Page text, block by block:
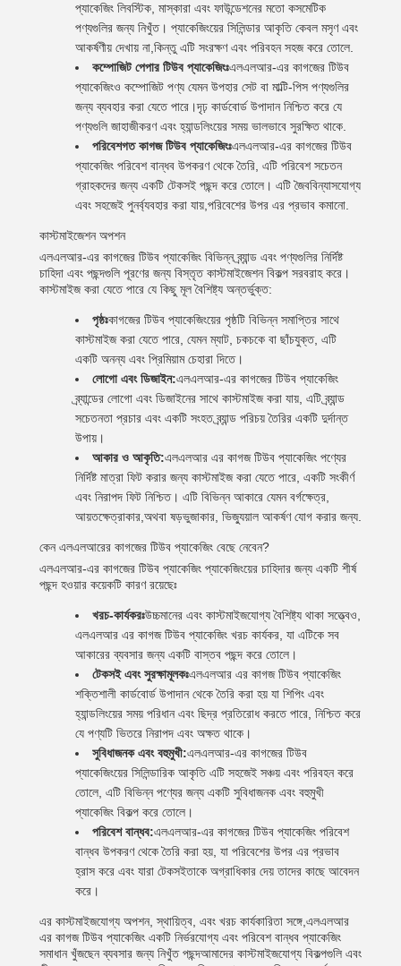
প্যাকেজিং লিবস্টিক, মাস্কারা এবং ফাউন্ডেশনের মতো কসমেটিক
পণ্যগুলির জন্য নিখুঁত। প্যাকেজিংয়ের সিলিন্ডার আকৃতি কেবল মসৃণ এবং
আকর্ষণীয় দেখায় না,কিন্তু এটি সংরক্ষণ এবং পরিবহন সহজ করে তোলে.
কম্পোজিট পেপার টিউব প্যাকেজিংঃএলএলআর-এর কাগজের টিউব
প্যাকেজিংও কম্পোজিট পণ্য যেমন উপহার সেট বা মাল্টি-পিস পণ্যগুলির
জন্য ব্যবহার করা যেতে পারে।দৃঢ় কার্ডবোর্ড উপাদান নিশ্চিত করে যে
পণ্যগুলি জাহাজীকরণ এবং হ্যান্ডলিংয়ের সময় ভালভাবে সুরক্ষিত থাকে.
পরিবেশগত কাগজ টিউব প্যাকেজিংঃএলএলআর-এর কাগজের টিউব
প্যাকেজিং পরিবেশ বান্ধব উপকরণ থেকে তৈরি, এটি পরিবেশ সচেতন
গ্রাহকদের জন্য একটি টেকসই পছন্দ করে তোলে। এটি জৈববিন্যাসযোগ্য
এবং সহজেই পুনর্ব্যবহার করা যায়,পরিবেশের উপর এর প্রভাব কমানো.
কাস্টমাইজেশন অপশন
এলএলআর-এর কাগজের টিউব প্যাকেজিং বিভিন্ন ব্র্যান্ড এবং পণ্যগুলির নির্দিষ্ট
চাহিদা এবং পছন্দগুলি পূরণের জন্য বিস্তৃত কাস্টমাইজেশন বিকল্প সরবরাহ করে।
কাস্টমাইজ করা যেতে পারে যে কিছু মূল বৈশিষ্ট্য অন্তর্ভুক্ত:
পৃষ্ঠঃকাগজের টিউব প্যাকেজিংয়ের পৃষ্ঠটি বিভিন্ন সমাপ্তির সাথে
কাস্টমাইজ করা যেতে পারে, যেমন ম্যাট, চকচকে বা ছাঁচযুক্ত, এটি
একটি অনন্য এবং প্রিমিয়াম চেহারা দিতে।
লোগো এবং ডিজাইন:এলএলআর-এর কাগজের টিউব প্যাকেজিং
ব্র্যান্ডের লোগো এবং ডিজাইনের সাথে কাস্টমাইজ করা যায়, এটি ব্র্যান্ড
সচেতনতা প্রচার এবং একটি সংহত ব্র্যান্ড পরিচয় তৈরির একটি দুর্দান্ত
উপায়।
আকার ও আকৃতি:এলএলআর এর কাগজ টিউব প্যাকেজিং পণ্যের
নির্দিষ্ট মাত্রা ফিট করার জন্য কাস্টমাইজ করা যেতে পারে, একটি সংকীর্ণ
এবং নিরাপদ ফিট নিশ্চিত। এটি বিভিন্ন আকারে যেমন বর্গক্ষেত্র,
আয়তক্ষেত্রাকার,অথবা ষড়ভুজাকার, ভিজ্যুয়াল আকর্ষণ যোগ করার জন্য.
কেন এলএলআরের কাগজের টিউব প্যাকেজিং বেছে নেবেন?
এলএলআর-এর কাগজের টিউব প্যাকেজিং প্যাকেজিংয়ের চাহিদার জন্য একটি শীর্ষ
পছন্দ হওয়ার কয়েকটি কারণ রয়েছেঃ
খরচ-কার্যকরঃউচ্চমানের এবং কাস্টমাইজযোগ্য বৈশিষ্ট্য থাকা সত্ত্বেও,
এলএলআর এর কাগজ টিউব প্যাকেজিং খরচ কার্যকর, যা এটিকে সব
আকারের ব্যবসার জন্য একটি বাস্তব পছন্দ করে তোলে।
টেকসই এবং সুরক্ষামূলকঃএলএলআর এর কাগজ টিউব প্যাকেজিং
শক্তিশালী কার্ডবোর্ড উপাদান থেকে তৈরি করা হয় যা শিপিং এবং
হ্যান্ডলিংয়ের সময় পরিধান এবং ছিদ্র প্রতিরোধ করতে পারে, নিশ্চিত করে
যে পণ্যটি ভিতরে নিরাপদ এবং অক্ষত থাকে।
সুবিধাজনক এবং বহুমুখী:এলএলআর-এর কাগজের টিউব
প্যাকেজিংয়ের সিলিন্ডারিক আকৃতি এটি সহজেই সঞ্চয় এবং পরিবহন করে
তোলে, এটি বিভিন্ন পণ্যের জন্য একটি সুবিধাজনক এবং বহুমুখী
প্যাকেজিং বিকল্প করে তোলে।
পরিবেশ বান্ধব:এলএলআর-এর কাগজের টিউব প্যাকেজিং পরিবেশ
বান্ধব উপকরণ থেকে তৈরি করা হয়, যা পরিবেশের উপর এর প্রভাব
হ্রাস করে এবং যারা টেকসইতাকে অগ্রাধিকার দেয় তাদের কাছে আবেদন
করে।
এর কাস্টমাইজযোগ্য অপশন, স্থায়িত্ব, এবং খরচ কার্যকারিতা সঙ্গে,এলএলআর
এর কাগজ টিউব প্যাকেজিং একটি নির্ভরযোগ্য এবং পরিবেশ বান্ধব প্যাকেজিং
সমাধান খুঁজছেন ব্যবসার জন্য নিখুঁত পছন্দআমাদের কাস্টমাইজযোগ্য বিকল্পগুলি এবং